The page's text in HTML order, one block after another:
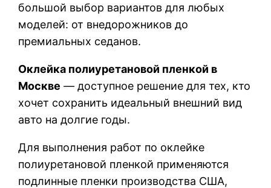
большой выбор вариантов для любых
моделей: от внедорожников до
премиальных седанов.
Оклейка полиуретановой пленкой в
Москве — доступное решение для тех, кто
хочет сохранить идеальный внешний вид
авто на долгие годы.
Для выполнения работ по оклейке
полиуретановой пленкой применяются
подлинные пленки производства США,